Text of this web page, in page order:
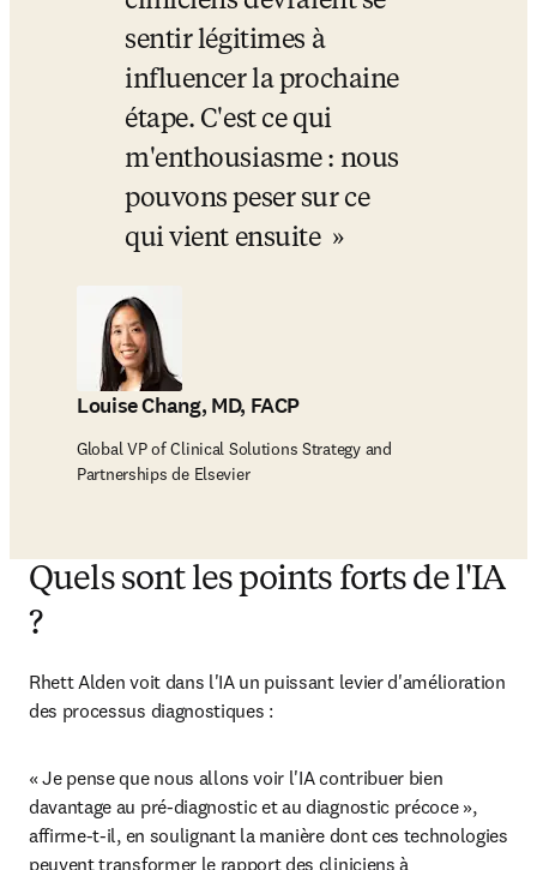
sentir légitimes à
influencer la prochaine
étape. C'est ce qui
m'enthousiasme : nous
pouvons peser sur ce
qui vient ensuite
Louise Chang, MD, FACP
Global VP of Clinical Solutions Strategy and
Partnerships de Elsevier
Quels sont les points forts de l'IA
?
Rhett Alden voit dans l'IA un puissant levier d'amélioration
des processus diagnostiques :
« Je pense que nous allons voir l'IA contribuer bien
davantage au pré-diagnostic et au diagnostic précoce »,
affirme-t-il, en soulignant la manière dont ces technologies
peuvent transformer le rapport des cliniciens à